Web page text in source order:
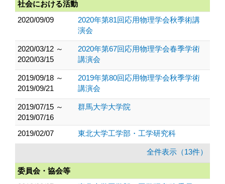
社会における活動
2020/09/09
2020年第81回応用物理学会秋季術講
演会
2020/03/12 ～
2020/03/15
2020年第67回応用物理学会春季学術
講演会
2019/09/18 ～
2019/09/21
2019年第80回応用物理学会秋季学術
講演会
2019/07/15 ～
2019/07/16
群馬大学大学院
2019/02/07 東北大学工学部・工学研究科
全件表示（13件）
委員会・協会等